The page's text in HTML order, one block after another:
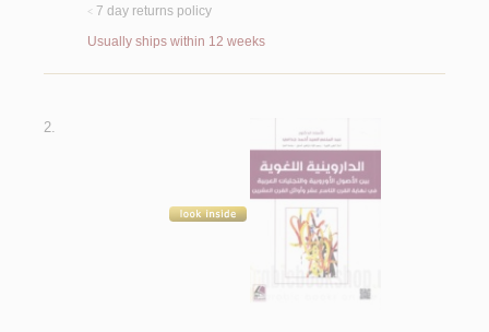
< 7 day returns policy
Usually ships within 12 weeks
2.